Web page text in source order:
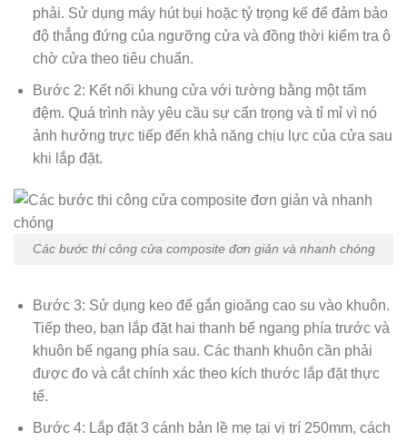
phải. Sử dụng máy hút bụi hoặc tỷ trọng kế để đảm bảo
độ thẳng đứng của ngưỡng cửa và đồng thời kiểm tra ô
chờ cửa theo tiêu chuẩn.
Bước 2: Kết nối khung cửa với tường bằng một tấm
đệm. Quá trình này yêu cầu sự cẩn trọng và tỉ mỉ vì nó
ảnh hưởng trực tiếp đến khả năng chịu lực của cửa sau
khi lắp đặt.
Các bước thi công cửa composite đơn giản và nhanh chóng
Bước 3: Sử dụng keo để gắn gioăng cao su vào khuôn.
Tiếp theo, bạn lắp đặt hai thanh bế ngang phía trước và
khuôn bế ngang phía sau. Các thanh khuôn cần phải
được đo và cắt chính xác theo kích thước lắp đặt thực
tế.
Bước 4: Lắp đặt 3 cánh bản lề mẹ tại vị trí 250mm, cách